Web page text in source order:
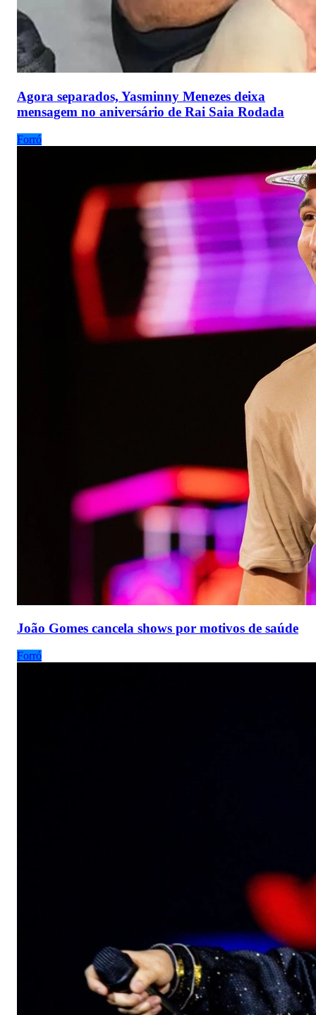
Agora separados, Yasminny Menezes deixa
mensagem no aniversário de Rai Saia Rodada
Forró
João Gomes cancela shows por motivos de saúde
Forró